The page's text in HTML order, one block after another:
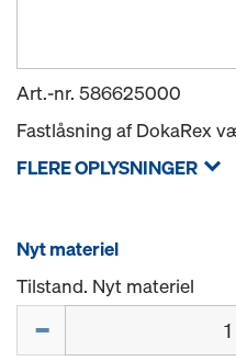
Art.-nr. 586625000
Fastlåsning af DokaRex
FLERE OPLYSNINGER
Nyt materiel
Tilstand. Nyt materiel